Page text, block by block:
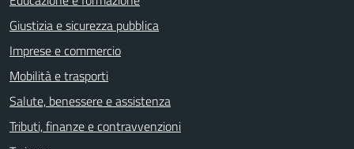
Giustizia e sicurezza pubblica
Imprese e commercio
Mobilità e trasporti
Salute, benessere e assistenza
Tributi, finanze e contravvenzioni